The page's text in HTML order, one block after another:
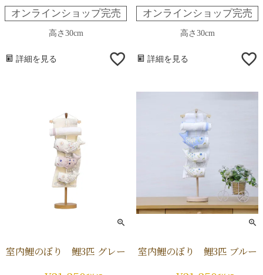
オンラインショップ完売
高さ30cm
詳細を見る
オンラインショップ完売
高さ30cm
詳細を見る
室内鯉のぼり 鯉3匹 グレー 室内鯉のぼり 鯉3匹 ブルー